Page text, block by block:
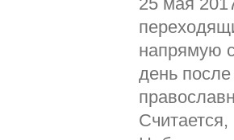
напрямую
день